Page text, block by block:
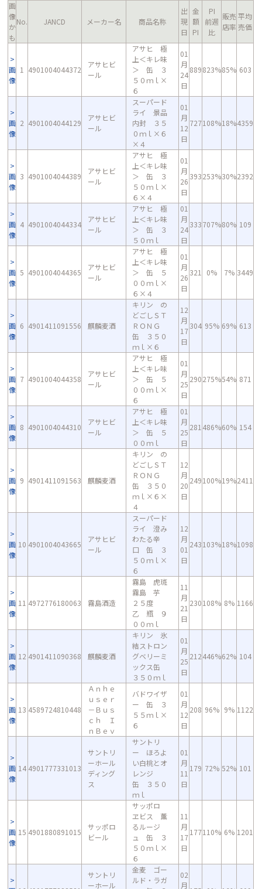
画
像
か
も
No. JANCD メーカー名 商品名称
出
現
日
金
額
PI
PI
前週
比
販売
店率
平均
売価
画
像
1 4901004044372
アサヒビ
ール
アサヒ 極
上＜キレ味
＞ 缶 ３
５０ｍｌ×
６
01
月
24
日
889823%85% 603
画
像
2 4901004044129
アサヒビ
ール
スーパード
ライ 景品
内封 ３５
０ｍｌ×６
×４
01
月
12
日
727108%18%4359
画
像
3 4901004044389
アサヒビ
ール
アサヒ 極
上＜キレ味
＞ 缶 ３
５０ｍｌ×
６×４
01
月
26
日
393253%30%2392
画
像
4 4901004044334
アサヒビ
ール
アサヒ 極
上＜キレ味
＞ 缶 ３
５０ｍｌ
01
月
24
日
333707%80% 109
画
像
5 4901004044365
アサヒビ
ール
アサヒ 極
上＜キレ味
＞ 缶 ５
００ｍｌ×
６×４
01
月
26
日
321 0% 7% 3449
画
像
6 4901411091556 麒麟麦酒
キリン の
どごしＳＴ
ＲＯＮＧ
缶 ３５０
ｍｌ×６
12
月
17
日
304 95% 69% 613
画
像
7 4901004044358
アサヒビ
ール
アサヒ 極
上＜キレ味
＞ 缶 ５
００ｍｌ×
６
01
月
25
日
290275%54% 871
画
像
8 4901004044310
アサヒビ
ール
アサヒ 極
上＜キレ味
＞ 缶 ５
００ｍｌ
01
月
25
日
281 486%60% 154
画
像
9 4901411091563 麒麟麦酒
キリン の
どごしＳＴ
ＲＯＮＧ
缶 ３５０
ｍｌ×６×
４
12
月
20
日
249100%19%2411
画
像
10 4901004043665
アサヒビ
ール
スーパード
ライ 澄み
わたる辛
口 缶 ３
５０ｍｌ×
６
12
月
01
日
243103%18%1098
画
像
11 4972776180063 霧島酒造
霧島 虎斑
霧島 芋
２５度
乙 瓶 ９
００ｍｌ
11
月
21
日
230108% 8% 1166
画
像
12 4901411090368 麒麟麦酒
キリン 氷
結ストロン
グベリーミ
ックス缶
３５０ｍｌ
01
月
25
日
212446%62% 104
画
像
13 4589724810448
Ａｎｈｅ
ｕｓｅｒ
－Ｂｕｓ
ｃｈ Ｉ
ｎＢｅｖ
バドワイザ
ー 缶 ３
５５ｍｌ×
６
01
月
12
日
208 96% 9% 1122
画
像
14 4901777331013
サントリ
ーホール
ディング
ス
サントリ
ー ほろよ
い白桃とオ
レンジ
缶 ３５０
ｍｌ
01
月
11
日
179 72% 52% 101
画
像
15 4901880891015
サッポロ
ビール
サッポロ
ヱビス 薫
るルージ
ュ 缶 ３
５０ｍｌ×
６
11
月
17
日
177110% 6% 1201
サントリ
ーホール
金麦 ゴー
ルド・ラガ
02
月